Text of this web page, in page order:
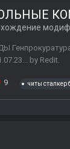
by Redit.
9 читы сталкер